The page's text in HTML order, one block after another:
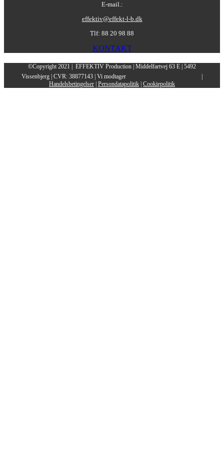
E-mail.:
effektiv@effekt-l-b.dk
Tlf: 88 20 98 88
KONTAKT
©Copyright 2021 | EFFEKTIV Production | Middelfartvej 63 E | 5492
Vissenbjerg | CVR: 38877143 | Vi modtager
Handelsbetingelser Persondatapolitik Cookiepolitik